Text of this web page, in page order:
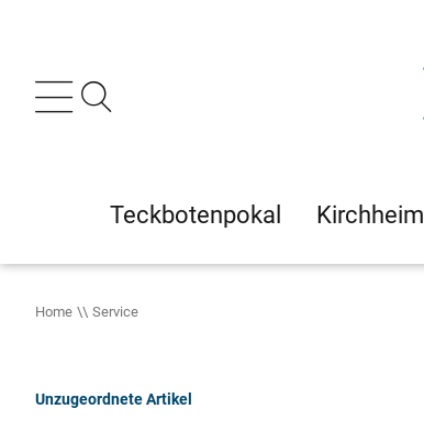
Teckbotenpokal Kirchheim
Home Service
Unzugeordnete Artikel